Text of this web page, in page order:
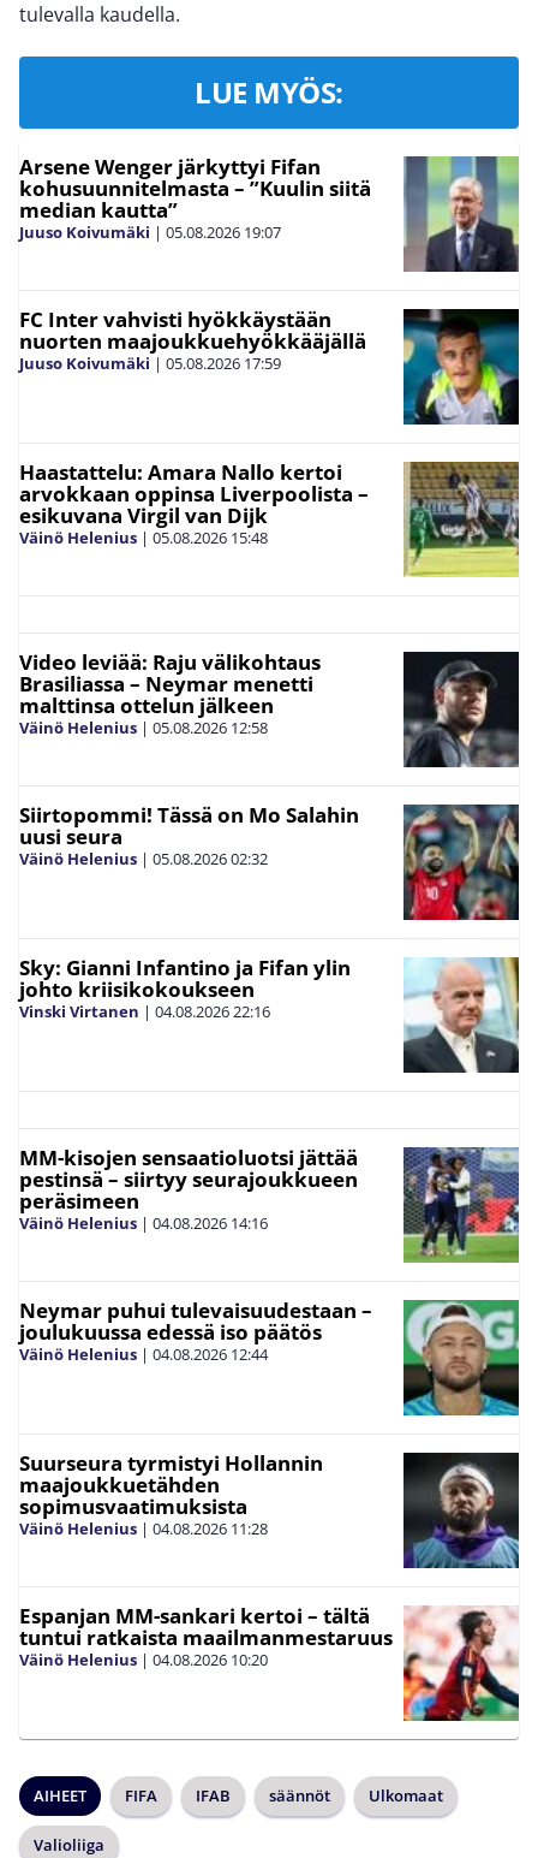
tulevalla kaudella.
LUE MYÖS:
Arsene Wenger järkyttyi Fifan
kohusuunnitelmasta – ”Kuulin siitä
median kautta”
Juuso Koivumäki | 05.08.2026 19:07
FC Inter vahvisti hyökkäystään
nuorten maajoukkuehyökkääjällä
Juuso Koivumäki | 05.08.2026 17:59
Haastattelu: Amara Nallo kertoi
arvokkaan oppinsa Liverpoolista –
esikuvana Virgil van Dijk
Väinö Helenius | 05.08.2026 15:48
Video leviää: Raju välikohtaus
Brasiliassa – Neymar menetti
malttinsa ottelun jälkeen
Väinö Helenius | 05.08.2026 12:58
Siirtopommi! Tässä on Mo Salahin
uusi seura
Väinö Helenius | 05.08.202602:32
Sky: Gianni Infantino ja Fifan ylin
johto kriisikokoukseen
Vinski Virtanen | 04.08.202622:16
MM-kisojen sensaatioluotsi jättää
pestinsä – siirtyy seurajoukkueen
peräsimeen
Väinö Helenius | 04.08.2026 14:16
Neymar puhui tulevaisuudestaan –
joulukuussa edessä iso päätös
Väinö Helenius | 04.08.2026 12:44
Suurseura tyrmistyi Hollannin
maajoukkuetähden
sopimusvaatimuksista
Väinö Helenius | 04.08.2026 11:28
Espanjan MM-sankari kertoi – tältä
tuntui ratkaista maailmanmestaruus
Väinö Helenius | 04.08.2026 10:20
AIHEET FIFA IFAB säännöt Ulkomaat
Valioliiga